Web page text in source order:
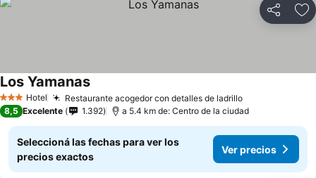
Compartir
3 Estrellas
Hotel Restaurante acogedor con detalles de ladrillo
Los Yamanas
8,5 Excelente 1.392 a 5.4 km de: Centro de la ciudad
Seleccioná las fechas para ver los
precios exactos
Ver precios